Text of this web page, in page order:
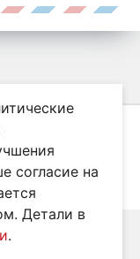
законом об
согласие на
Детали в
.